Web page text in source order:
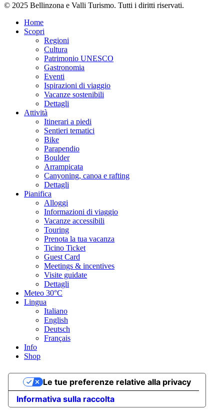
© 2025 Bellinzona e Valli Turismo. Tutti i diritti riservati.
Home
Scopri
Regioni
Cultura
Patrimonio UNESCO
Gastronomia
Eventi
Ispirazioni di viaggio
Vacanze sostenibili
Dettagli
Attività
Itinerari a piedi
Sentieri tematici
Bike
Parapendio
Boulder
Arrampicata
Canyoning, canoa e rafting
Dettagli
Pianifica
Alloggi
Informazioni di viaggio
Vacanze accessibili
Touring
Prenota la tua vacanza
Ticino Ticket
Guest Card
Meetings & incentives
Visite guidate
Dettagli
Meteo 30°C
Lingua
Italiano
English
Deutsch
Français
Info
Shop
Informativa sulla raccolta
Le tue preferenze relative alla privacy